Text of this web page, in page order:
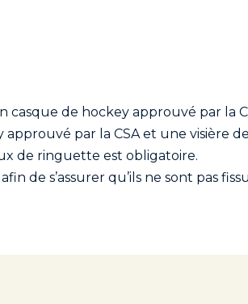
de hockey approuvé par la
par la CSA et une visière
de ringuette est obligatoire.
de s’assurer qu’ils ne sont pas